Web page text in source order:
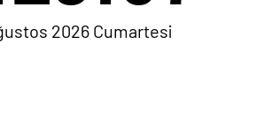
2026 Cumartesi